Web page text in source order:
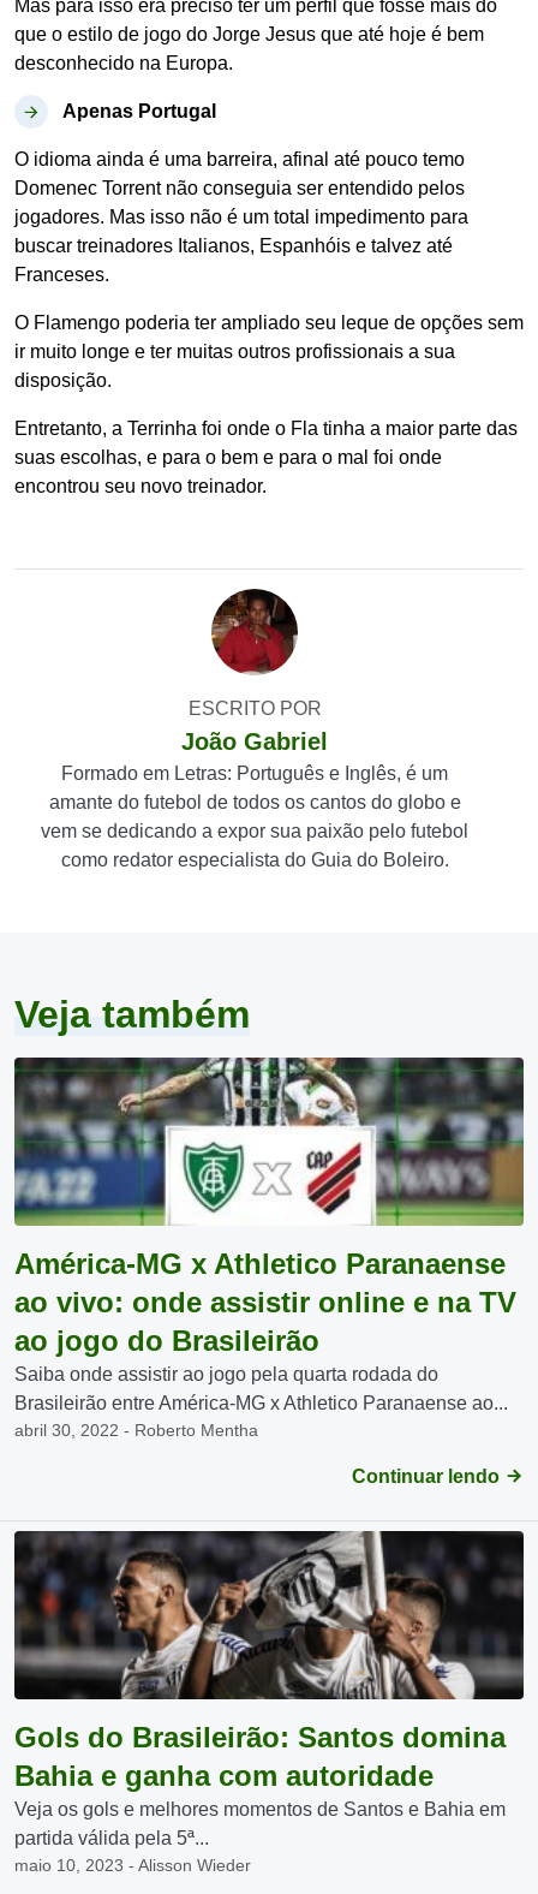
Mas para isso era preciso ter um perfil que fosse mais do
que o estilo de jogo do Jorge Jesus que até hoje é bem
desconhecido na Europa.
Apenas Portugal
O idioma ainda é uma barreira, afinal até pouco temo
Domenec Torrent não conseguia ser entendido pelos
jogadores. Mas isso não é um total impedimento para
buscar treinadores Italianos, Espanhóis e talvez até
Franceses.
O Flamengo poderia ter ampliado seu leque de opções sem
ir muito longe e ter muitas outros profissionais a sua
disposição.
Entretanto, a Terrinha foi onde o Fla tinha a maior parte das
suas escolhas, e para o bem e para o mal foi onde
encontrou seu novo treinador.
ESCRITO POR
João Gabriel
Formado em Letras: Português e Inglês, é um
amante do futebol de todos os cantos do globo e
vem se dedicando a expor sua paixão pelo futebol
como redator especialista do Guia do Boleiro.
Veja também
América-MG x Athletico Paranaense
ao vivo: onde assistir online e na TV
ao jogo do Brasileirão
Saiba onde assistir ao jogo pela quarta rodada do
Brasileirão entre América-MG x Athletico Paranaense ao...
abril 30, 2022 - Roberto Mentha
Continuar lendo
Gols do Brasileirão: Santos domina
Bahia e ganha com autoridade
Veja os gols e melhores momentos de Santos e Bahia em
partida válida pela 5ª...
maio 10, 2023 - Alisson Wieder